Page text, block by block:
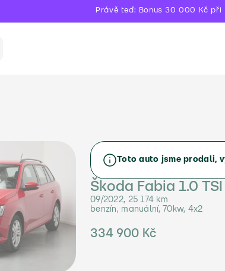
Právě teď: Bonus 30 000 Kč
Toto auto jsme prodali,
Škoda Fabia 1.0
09/2022, 25 174 km
benzín, manuální, 70kw, 4x2
334 900 Kč